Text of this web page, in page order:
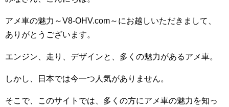
アメ車の魅力～V8-OHV.com～にお越しいただきまして、
ありがとうございます。
エンジン、走り、デザインと、多くの魅力があるアメ車。
しかし、日本では今一つ人気がありません。
そこで、このサイトでは、多くの方にアメ車の魅力を知っ